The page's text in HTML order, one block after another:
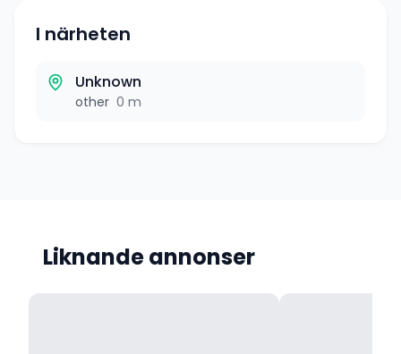
I närheten
Unknown
other 0 m
Liknande annonser